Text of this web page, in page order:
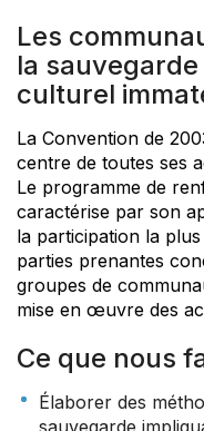
Les
la
culturel
La Convention de
centre de toutes ses
Le programme de
caractérise par son
la participation la plus
parties prenantes
groupes de
mise en œuvre des
Ce que nous
Élaborer des
sauvegarde